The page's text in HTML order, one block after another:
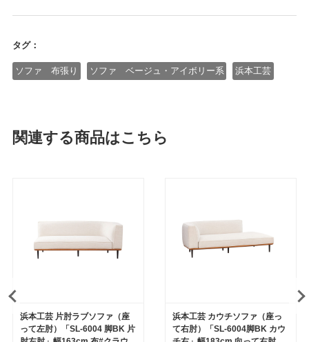
タグ：
ソファ 布張り ソファ ベージュ・アイボリー系 浜本工芸
関連する商品はこちら
浜本工芸 片肘ラブソファ（座
って左肘）「SL-6004 脚BK 片
浜本工芸 カウチソファ（座っ
て右肘）「SL-6004脚BK カウ